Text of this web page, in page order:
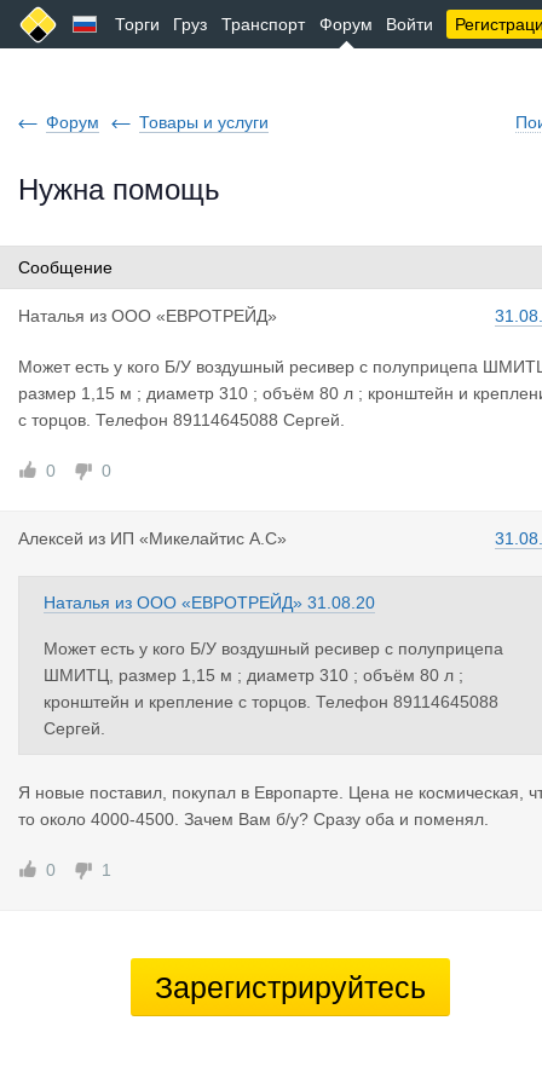
Торги Груз Транспорт Форум Войти
Форум Товары и услуги
Нужна помощь
Сообщение
Наталья из ООО «ЕВРОТРЕЙД»
Может есть у кого Б/У воздушный ресивер с полуприцепа
размер 1,15 м ; диаметр 310 ; объём 80 л ; кронштейн и
с торцов. Телефон 89114645088 Сергей.
0 0
Алексей из ИП «Микелайтис А.С»
Наталья из ООО «ЕВРОТРЕЙД» 31.08.20
Может есть у кого Б/У воздушный ресивер с полуприцепа
ШМИТЦ, размер 1,15 м ; диаметр 310 ; объём 80 л ;
кронштейн и крепление с торцов. Телефон 89114645088
Сергей.
Я новые поставил, покупал в Европарте. Цена не космическая,
то около 4000-4500. Зачем Вам б/у? Сразу оба и поменял.
0 1
Зарегистрируйтесь